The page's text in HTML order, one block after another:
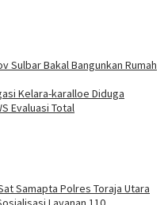
Sulbar Bakal Bangunkan Rumah
Kelara-karalloe Diduga
Evaluasi Total
Samapta Polres Toraja Utara